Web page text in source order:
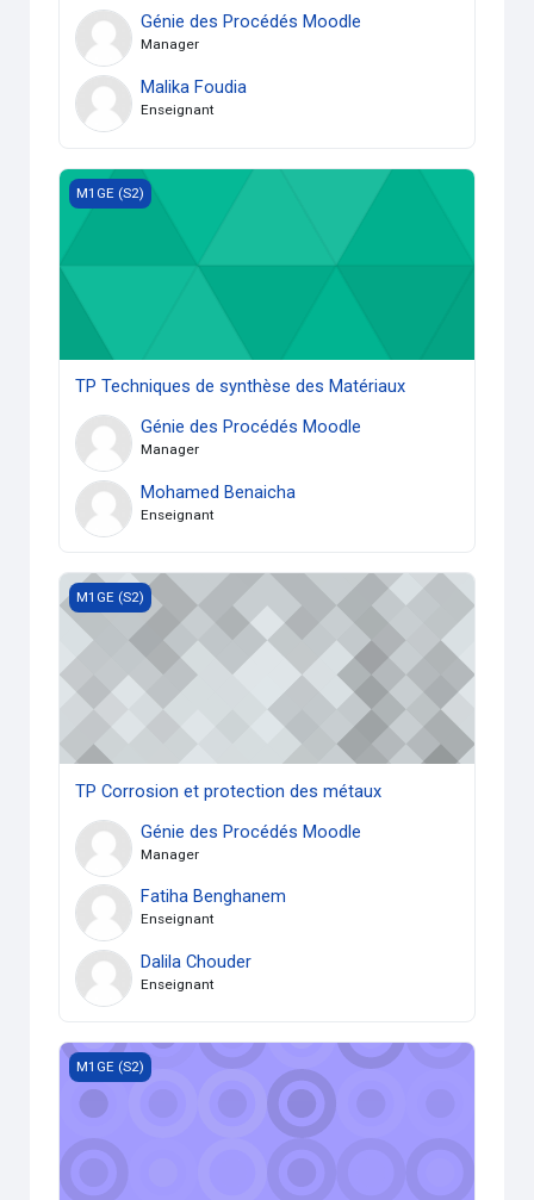
Génie des Procédés Moodle
Manager
Malika Foudia
Enseignant
TP Techniques de synthèse des Matériaux
M1GE (S2)
TP Techniques de synthèse des Matériaux
Génie des Procédés Moodle
Manager
Mohamed Benaicha
Enseignant
TP Corrosion et protection des métaux
M1GE (S2)
TP Corrosion et protection des métaux
Génie des Procédés Moodle
Manager
Fatiha Benghanem
Enseignant
Dalila Chouder
Enseignant
Techniques de synthèse des Matériaux
M1GE (S2)